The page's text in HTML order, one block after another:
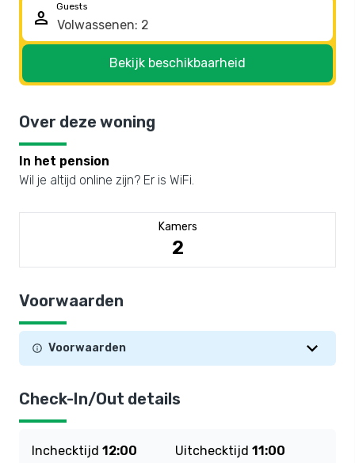
person
Guests
Bekijk beschikbaarheid
Over deze woning
In het pension
Wil je altijd online zijn? Er is WiFi.
Kamers
2
Voorwaarden
Voorwaarden
Check-In/Out details
Inchecktijd 12:00 Uitchecktijd 11:00